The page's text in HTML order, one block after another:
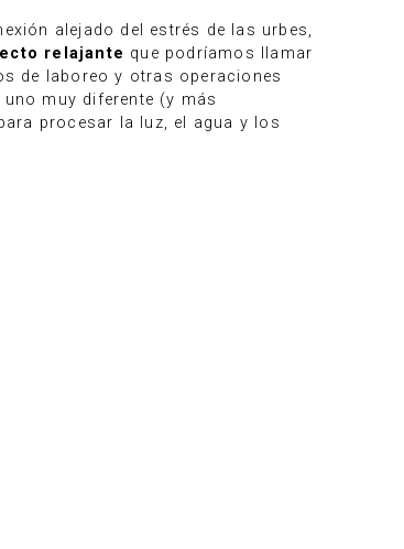
alejado del estrés de las urbes,
relajante que podríamos llamar
de laboreo y otras operaciones
muy diferente (y más
procesar la luz, el agua y los